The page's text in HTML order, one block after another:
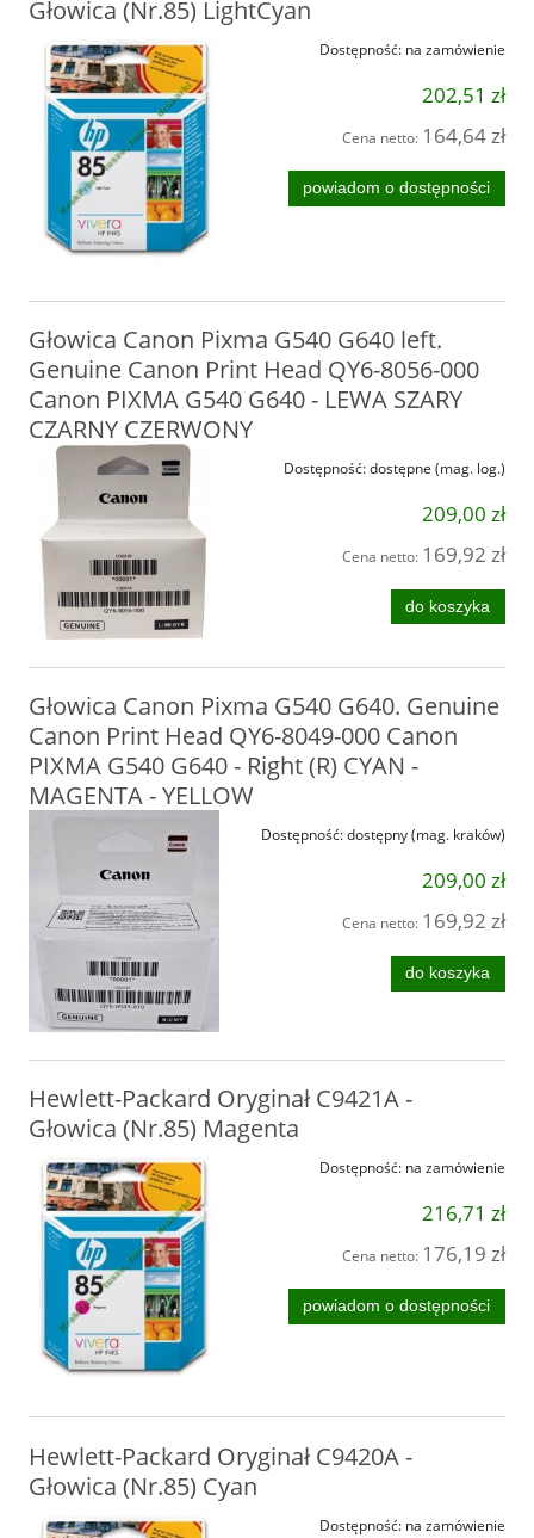
Głowica (Nr.85) LightCyan
Dostępność: na zamówienie
202,51 zł
Cena netto: 164,64 zł
powiadom o dostępności
Głowica Canon Pixma G540 G640 left.
Genuine Canon Print Head QY6-8056-000
Canon PIXMA G540 G640 - LEWA SZARY
CZARNY CZERWONY
Dostępność:dostępne (mag. log.)
209,00 zł
Cena netto: 169,92 zł
do koszyka
Głowica Canon Pixma G540 G640. Genuine
Canon Print Head QY6-8049-000 Canon
PIXMA G540 G640 - Right (R) CYAN -
MAGENTA - YELLOW
Dostępność:dostępny (mag. kraków)
209,00 zł
Cena netto: 169,92 zł
do koszyka
Hewlett-Packard Oryginał C9421A -
Głowica (Nr.85) Magenta
Dostępność: na zamówienie
216,71 zł
Cena netto: 176,19 zł
powiadom o dostępności
Hewlett-Packard Oryginał C9420A -
Głowica (Nr.85) Cyan
Dostępność: na zamówienie